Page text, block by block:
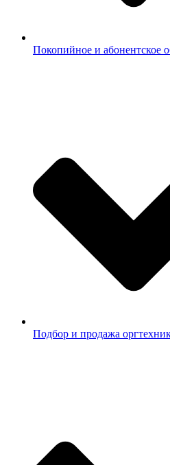
Покопийное и абонентское
Подбор и продажа